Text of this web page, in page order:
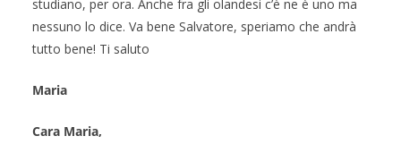
studiano, per ora. Anche fra gli olandesi c’è ne è uno ma
nessuno lo dice. Va bene Salvatore, speriamo che andrà
tutto bene! Ti saluto
Maria
Cara Maria,